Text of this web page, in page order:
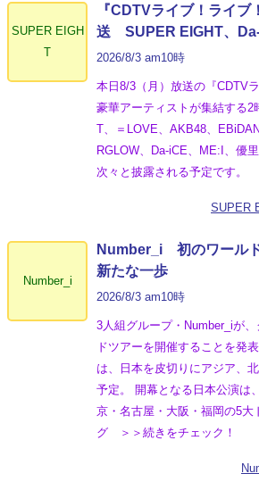
SUPER EIGH
T
『CDTVライブ！ライブ
送 SUPER EIGHT、
2026/8/3 am10時
本日8/3（月）放送の『CDTV
豪華アーティストが集結する2
T、＝LOVE、AKB48、
RGLOW、Da-iCE、ME:I、優
次々と披露される予定です。
SUPER
Number_i
Number_i 初のワール
新たな一歩
2026/8/3 am10時
3人組グループ・Number_iが
ドツアーを開催することを発
は、日本を皮切りにアジア、
予定。 開幕となる日本公演は
京・名古屋・大阪・福岡の5大
グ ＞＞続きをチェック！